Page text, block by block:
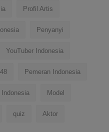
Profil Artis
Penyanyi
YouTuber Indonesia
Pemeran Indonesia
Indonesia Model
quiz Aktor